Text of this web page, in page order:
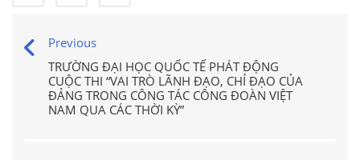
Previous
TRƯỜNG ĐẠI HỌC QUỐC TẾ PHÁT ĐỘNG
CUỘC THI “VAI TRÒ LÃNH ĐẠO, CHỈ ĐẠO CỦA
ĐẢNG TRONG CÔNG TÁC CÔNG ĐOÀN VIỆT
NAM QUA CÁC THỜI KỲ”